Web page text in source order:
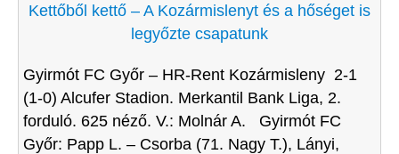
Kettőből kettő – A Kozármislenyt és a hőséget is
legyőzte csapatunk
Gyirmót FC Győr – HR-Rent Kozármisleny 2-1
(1-0) Alcufer Stadion. Merkantil Bank Liga, 2.
forduló. 625 néző. V.: Molnár A. Gyirmót FC
Győr: Papp L. – Csorba (71. Nagy T.), Lányi,